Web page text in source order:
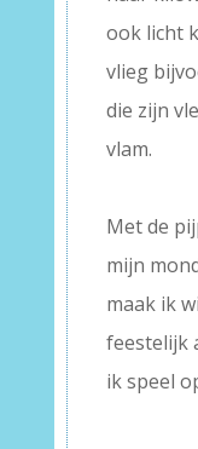
ook licht
vlieg
die zijn
vlam.
Met de
mijn
maak ik
feestelijk
ik speel